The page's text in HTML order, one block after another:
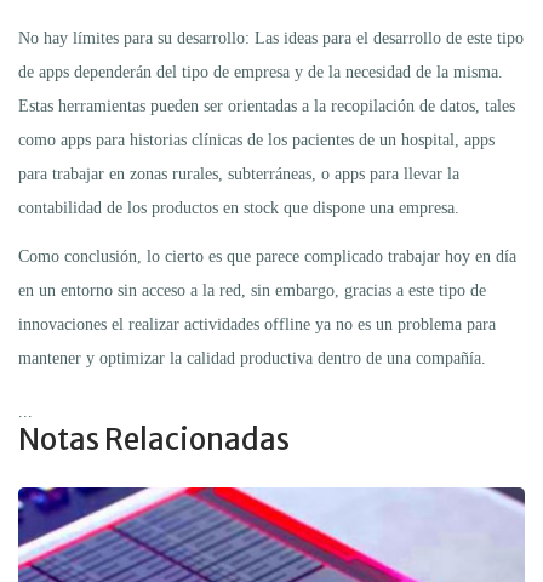
No hay límites para su desarrollo: Las ideas para el desarrollo de este tipo
de apps dependerán del tipo de empresa y de la necesidad de la misma.
Estas herramientas pueden ser orientadas a la recopilación de datos, tales
como apps para historias clínicas de los pacientes de un hospital, apps
para trabajar en zonas rurales, subterráneas, o apps para llevar la
contabilidad de los productos en stock que dispone una empresa.
Como conclusión, lo cierto es que parece complicado trabajar hoy en día
en un entorno sin acceso a la red, sin embargo, gracias a este tipo de
innovaciones el realizar actividades offline ya no es un problema para
mantener y optimizar la calidad productiva dentro de una compañía.
Notas Relacionadas